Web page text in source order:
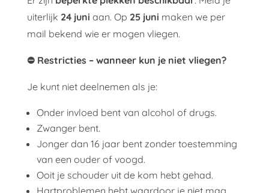
uiterlijk 24 juni aan. Op 25 juni maken we per
mail bekend wie er mogen vliegen.
⛔ Restricties – wanneer kun je niet vliegen?
Je kunt niet deelnemen als je:
Onder invloed bent van alcohol of drugs.
Zwanger bent.
Jonger dan 16 jaar bent zonder toestemming
van een ouder of voogd.
Ooit je schouder uit de kom hebt gehad.